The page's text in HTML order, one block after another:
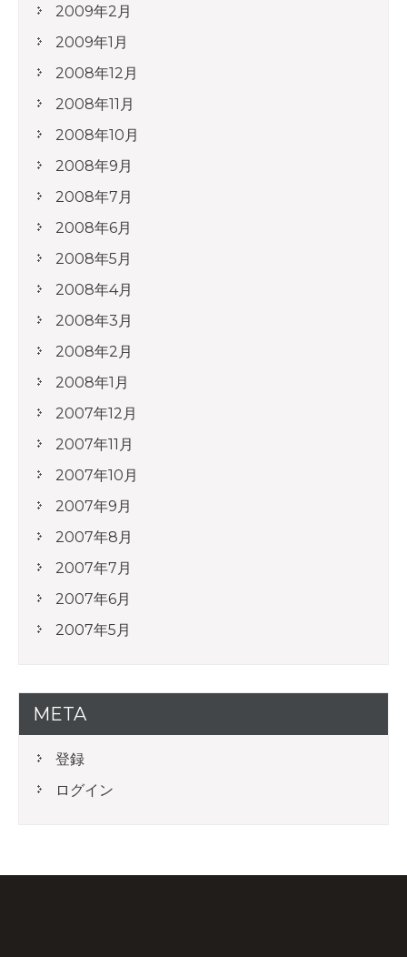
2009年2月
2009年1月
2008年12月
2008年11月
2008年10月
2008年9月
2008年7月
2008年6月
2008年5月
2008年4月
2008年3月
2008年2月
2008年1月
2007年12月
2007年11月
2007年10月
2007年9月
2007年8月
2007年7月
2007年6月
2007年5月
META
登録
ログイン